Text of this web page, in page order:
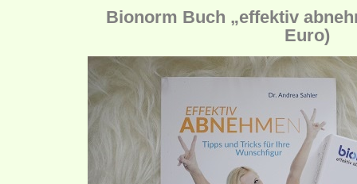
Bionorm Buch „effektiv
Euro)